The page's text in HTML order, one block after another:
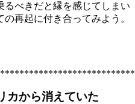
るべきだと縁を感じてしまい
再起に付き合ってみよう。
カから消えていた